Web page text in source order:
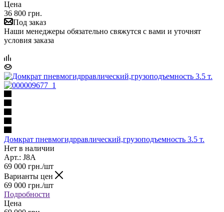
Цена
36 800 грн.
Под заказ
Наши менеджеры обязательно свяжутся с вами и уточнят
условия заказа
Домкрат пневмогидрравлический,грузоподъемность 3.5 т.
Нет в наличии
Арт.: J8А
69 000 грн./шт
Варианты цен
69 000 грн./шт
Подробности
Цена